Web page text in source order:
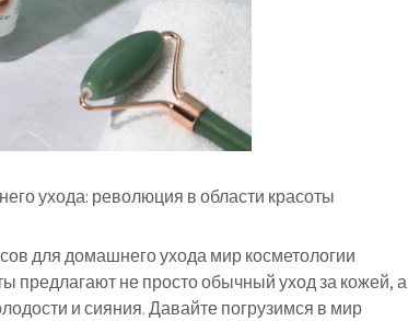
ухода: революция в области красоты
для домашнего ухода мир косметологии
предлагают не просто обычный уход за кожей, а
и сияния. Давайте погрузимся в мир